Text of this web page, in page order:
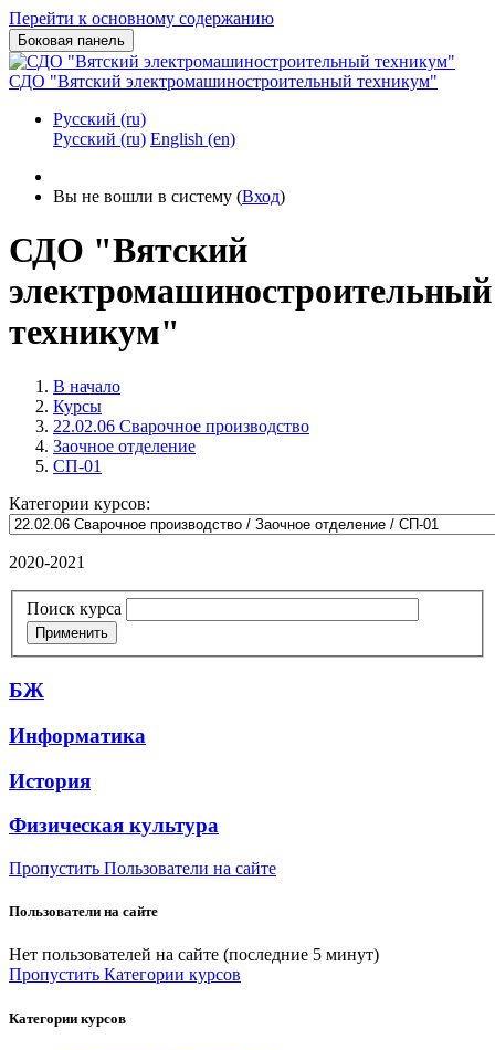
Перейти к основному содержанию
Боковая панель
СДО "Вятский электромашиностроительный техникум"
Русский ‎(ru)‎
Русский ‎(ru)‎ English ‎(en)‎
Вы не вошли в систему (Вход)
СДО "Вятский
электромашиностроительный
техникум"
В начало
Курсы
22.02.06 Сварочное производство
Заочное отделение
СП-01
Категории курсов:
2020-2021
Поиск курса
Применить
БЖ
Информатика
История
Физическая культура
Пропустить Пользователи на сайте
Пользователи на сайте
Нет пользователей на сайте (последние 5 минут)
Пропустить Категории курсов
Категории курсов